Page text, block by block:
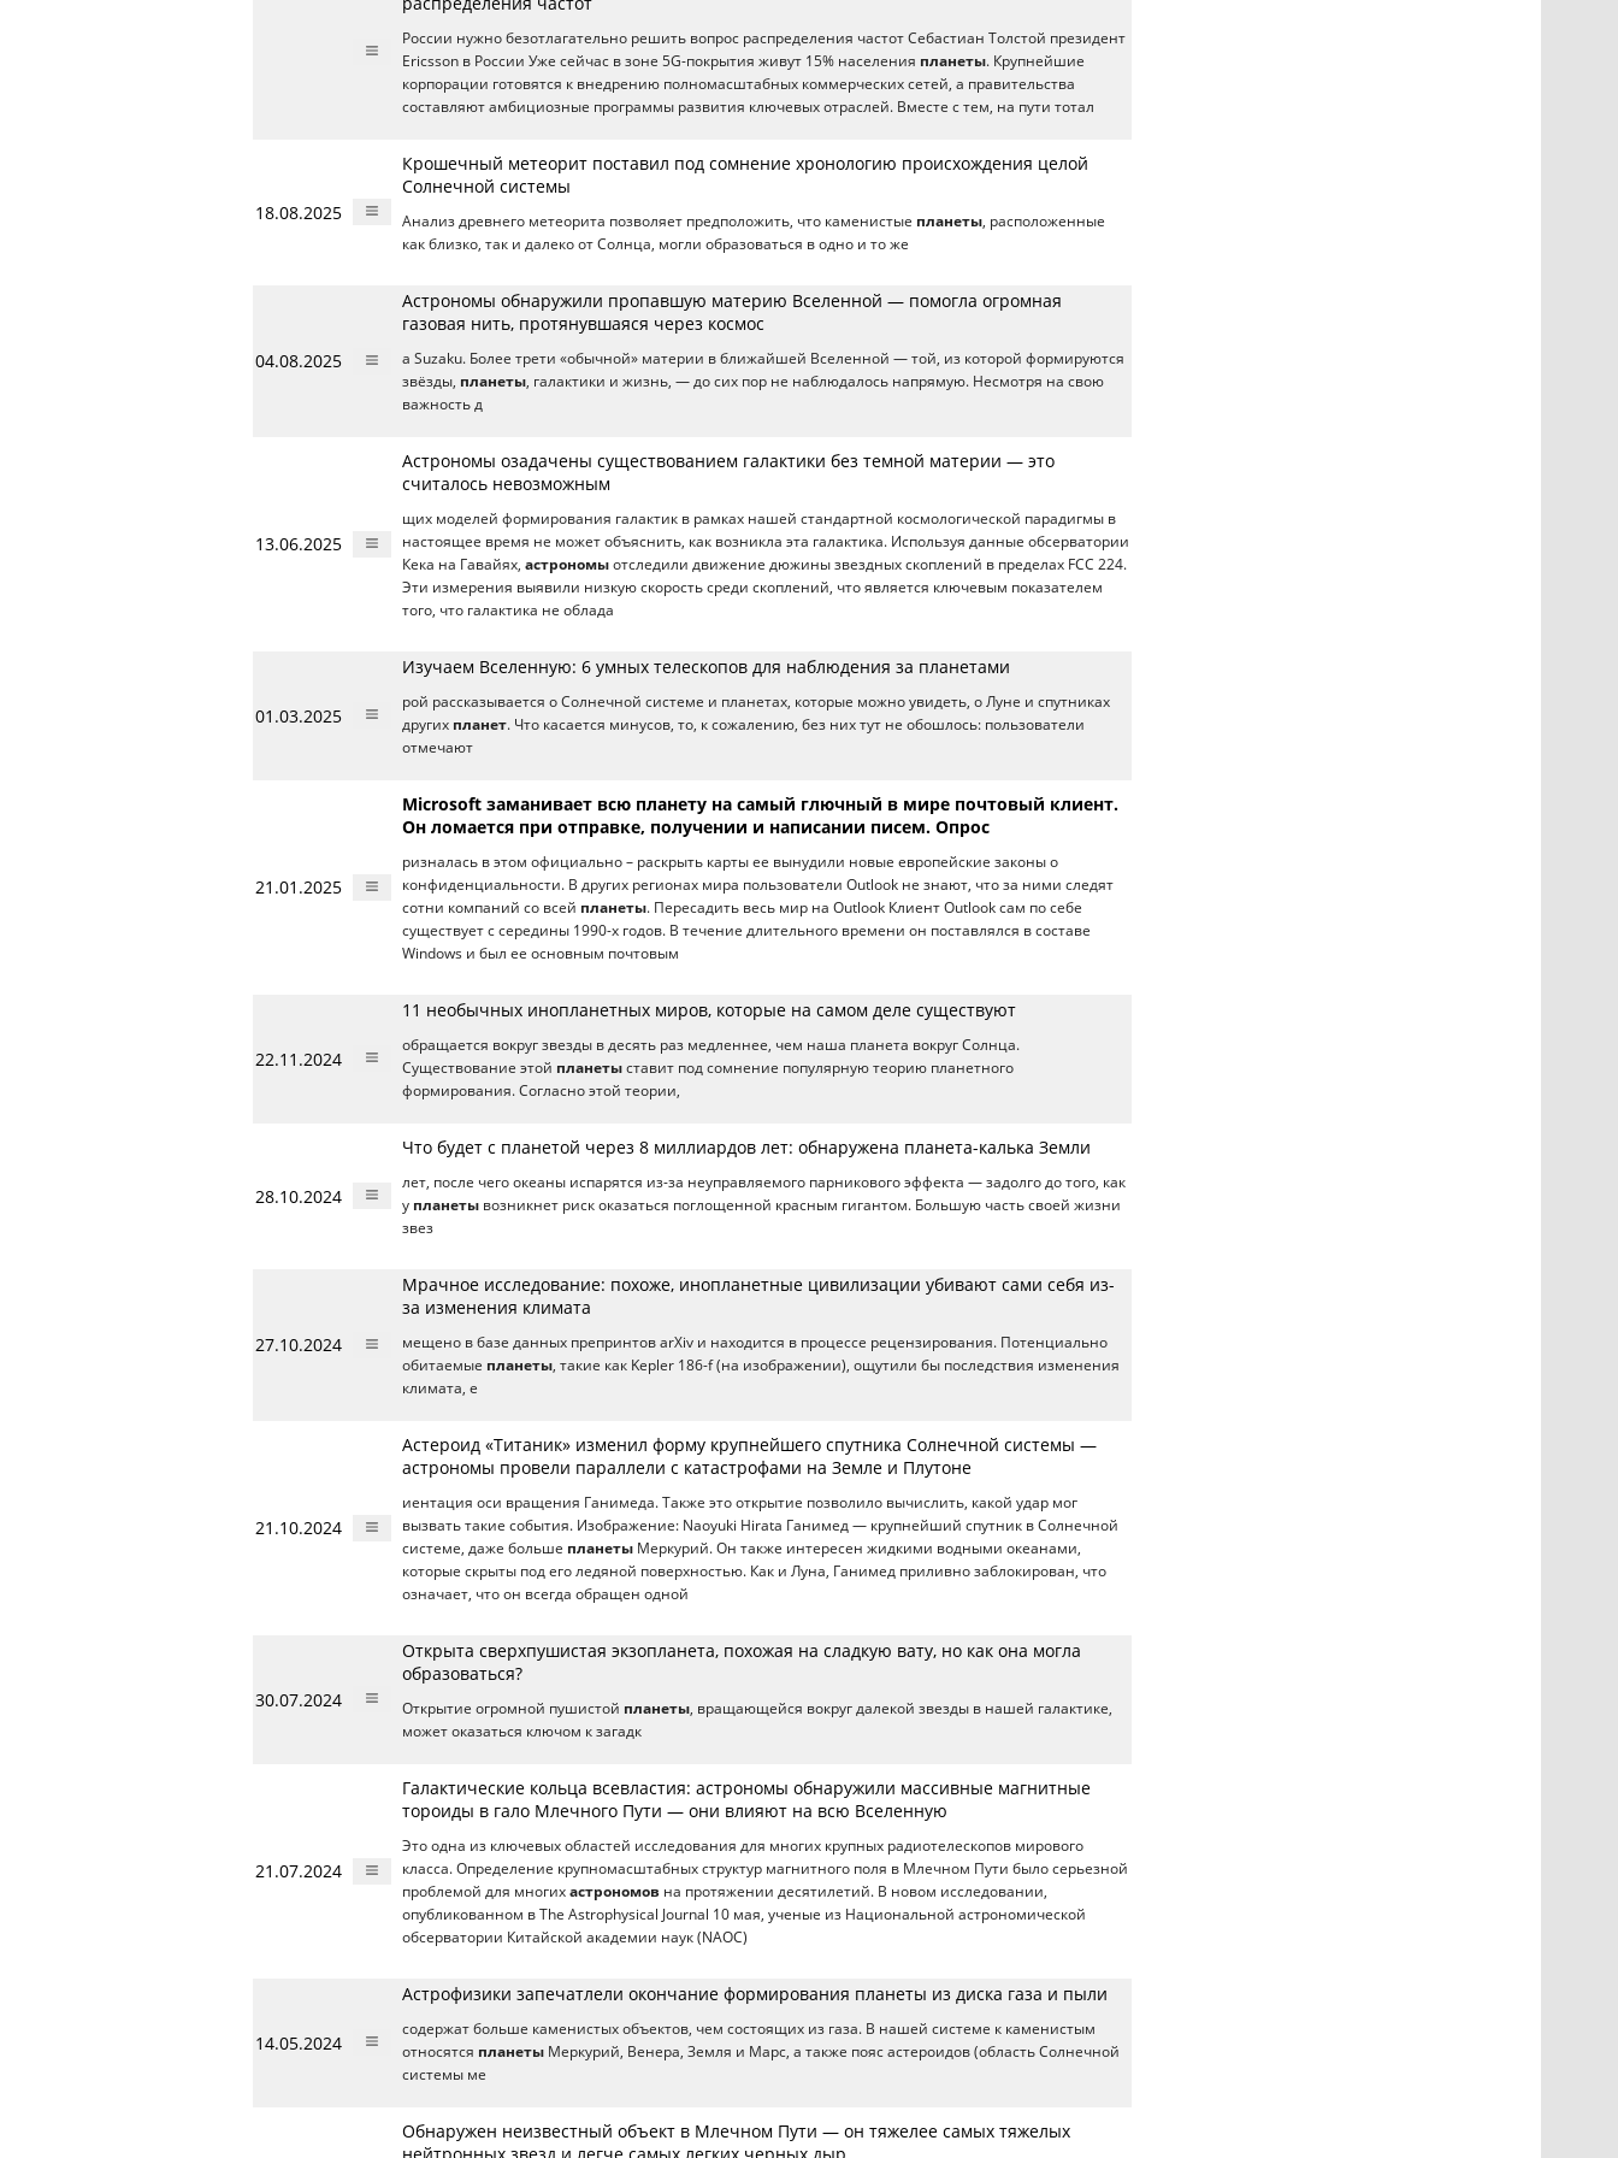
России нужно безотлагательно решить вопрос распределения частот Себастиан Толстой президент
Ericsson в России Уже сейчас в зоне 5G-покрытия живут 15% населения планеты. Крупнейшие
корпорации готовятся к внедрению полномасштабных коммерческих сетей, а правительства
составляют амбициозные программы развития ключевых отраслей. Вместе с тем, на пути тотал
18.08.2025
Крошечный метеорит поставил под сомнение хронологию происхождения целой
Солнечной системы
Анализ древнего метеорита позволяет предположить, что каменистые планеты , расположенные
как близко, так и далеко от Солнца, могли образоваться в одно и то же
04.08.2025
Астрономы обнаружили пропавшую материю Вселенной — помогла огромная
газовая нить, протянувшаяся через космос
а Suzaku. Более трети «обычной» материи в ближайшей Вселенной — той, из которой формируются
звёзды, планеты , галактики и жизнь, — до сих пор не наблюдалось напрямую. Несмотря на свою
важность д
13.06.2025
Астрономы озадачены существованием галактики без темной материи — это
считалось невозможным
щих моделей формирования галактик в рамках нашей стандартной космологической парадигмы в
настоящее время не может объяснить, как возникла эта галактика. Используя данные обсерватории
Кека на Гавайях, астрономы отследили движение дюжины звездных скоплений в пределах FCC 224.
Эти измерения выявили низкую скорость среди скоплений, что является ключевым показателем
того, что галактика не облада
01.03.2025
Изучаем Вселенную: 6 умных телескопов для наблюдения за планетами
рой рассказывается о Солнечной системе и планетах, которые можно увидеть, о Луне и спутниках
других планет. Что касается минусов, то, к сожалению, без них тут не обошлось: пользователи
отмечают
21.01.2025
Microsoft заманивает всю планету на самый глючный в мире почтовый клиент.
Он ломается при отправке, получении и написании писем. Опрос
ризналась в этом официально – раскрыть карты ее вынудили новые европейские законы о
конфиденциальности. В других регионах мира пользователи Outlook не знают, что за ними следят
сотни компаний со всей планеты. Пересадить весь мир на Outlook Клиент Outlook сам по себе
существует с середины 1990-х годов. В течение длительного времени он поставлялся в составе
Windows и был ее основным почтовым
22.11.2024
11 необычных инопланетных миров, которые на самом деле существуют
обращается вокруг звезды в десять раз медленнее, чем наша планета вокруг Солнца.
Существование этой планеты ставит под сомнение популярную теорию планетного
формирования. Согласно этой теории,
28.10.2024
Что будет с планетой через 8 миллиардов лет: обнаружена планета-калька Земли
лет, после чего океаны испарятся из-за неуправляемого парникового эффекта — задолго до того, как
у планеты возникнет риск оказаться поглощенной красным гигантом. Большую часть своей жизни
звез
27.10.2024
Мрачное исследование: похоже, инопланетные цивилизации убивают сами себя из-
за изменения климата
мещено в базе данных препринтов arXiv и находится в процессе рецензирования. Потенциально
обитаемые планеты , такие как Kepler 186-f (на изображении), ощутили бы последствия изменения
климата, е
21.10.2024
Астероид «Титаник» изменил форму крупнейшего спутника Солнечной системы —
астрономы провели параллели с катастрофами на Земле и Плутоне
иентация оси вращения Ганимеда. Также это открытие позволило вычислить, какой удар мог
вызвать такие события. Изображение: Naoyuki Hirata Ганимед — крупнейший спутник в Солнечной
системе, даже больше планеты Меркурий. Он также интересен жидкими водными океанами,
которые скрыты под его ледяной поверхностью. Как и Луна, Ганимед приливно заблокирован, что
означает, что он всегда обращен одной
30.07.2024
Открыта сверхпушистая экзопланета, похожая на сладкую вату, но как она могла
образоваться?
Открытие огромной пушистой планеты , вращающейся вокруг далекой звезды в нашей галактике,
может оказаться ключом к загадк
21.07.2024
Галактические кольца всевластия: астрономы обнаружили массивные магнитные
тороиды в гало Млечного Пути — они влияют на всю Вселенную
Это одна из ключевых областей исследования для многих крупных радиотелескопов мирового
класса. Определение крупномасштабных структур магнитного поля в Млечном Пути было серьезной
проблемой для многих астрономов на протяжении десятилетий. В новом исследовании,
опубликованном в The Astrophysical Journal 10 мая, ученые из Национальной астрономической
обсерватории Китайской академии наук (NAOC)
14.05.2024
Астрофизики запечатлели окончание формирования планеты из диска газа и пыли
содержат больше каменистых объектов, чем состоящих из газа. В нашей системе к каменистым
относятся планеты Меркурий, Венера, Земля и Марс, а также пояс астероидов (область Солнечной
системы ме
Обнаружен неизвестный объект в Млечном Пути — он тяжелее самых тяжелых
нейтронных звезд и легче самых легких черных дыр